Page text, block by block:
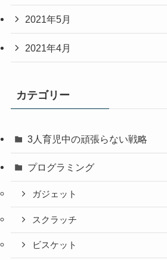
2021年5月
2021年4月
カテゴリー
3人育児中の頑張らない戦略
プログラミング
ガジェット
スクラッチ
ビスケット